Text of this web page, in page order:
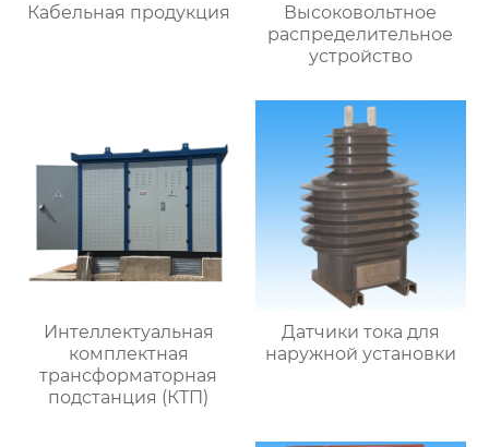
Кабельная продукция
Высоковольтное
распределительное
устройство
Интеллектуальная
комплектная
трансформаторная
подстанция (КТП)
Датчики тока для
наружной установки